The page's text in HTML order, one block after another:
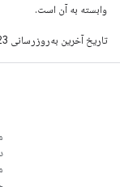
وابسته به آن است.
تاریخ آخرین به‌روزرسانی 2023-05-09 به‌وقت ساعت هماهنگ جهانی.